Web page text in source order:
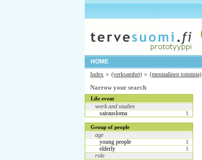
HOME
Index
(verksamhet) (mentaalinen toiminta)
Narrow your search
Life event
work and studies
sairausloma
1
Group of people
age
young people
1
elderly 1
role